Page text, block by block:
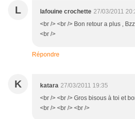
L lafouine crochette 27/03/2011
<br /> <br /> Bon retour a plus ,
<br />
Répondre
K katara 27/03/2011 19:35
<br /> <br /> Gros bisous à toi et
<br /> <br /> <br />